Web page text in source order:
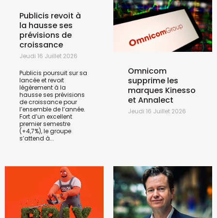
Publicis revoit à
la hausse ses
prévisions de
croissance
Jeudi 16 Juillet 2026
Publicis poursuit sur sa
lancée et revoit
légèrement à la
hausse ses prévisions
de croissance pour
l’ensemble de l’année.
Fort d’un excellent
premier semestre
(+4,7%), le groupe
s’attend à...
Omnicom
supprime les
marques Kinesso
et Annalect
Jeudi 16 Juillet 2026